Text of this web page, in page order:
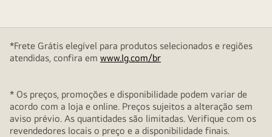
*Frete Grátis elegível para produtos selecionados e regiões
atendidas, confira em www.lg.com/br
* Os preços, promoções e disponibilidade podem variar de
acordo com a loja e online. Preços sujeitos a alteração sem
aviso prévio. As quantidades são limitadas. Verifique com os
revendedores locais o preço e a disponibilidade finais.